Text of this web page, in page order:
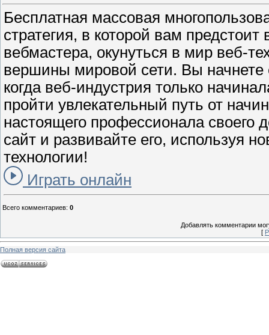
Бесплатная массовая
стратегия, в которой вам предстоит
вебмастера, окунуться в мир веб-
вершины мировой сети. Вы начнете
когда веб-индустрия только
пройти увлекательный путь от
настоящего профессионала своего
сайт и развивайте его, используя
технологии!
Играть онлайн
Всего комментариев: 0
Добавлять комментарии
[
Полная версия сайта